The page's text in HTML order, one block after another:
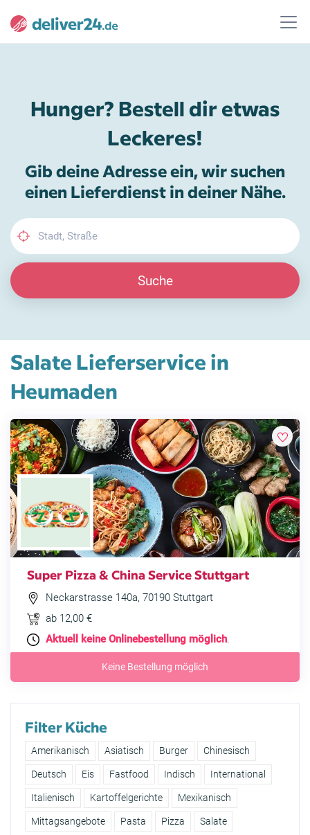
Hunger? Bestell dir etwas
Leckeres!
Gib deine Adresse ein, wir suchen
einen Lieferdienst in deiner Nähe.
Suche
Salate Lieferservice in
Heumaden
Super Pizza & China Service Stuttgart
Neckarstrasse 140a, 70190 Stuttgart
ab 12,00 €
Aktuell keine Onlinebestellung möglich.
Keine Bestellung möglich
Filter Küche
Amerikanisch Asiatisch Burger Chinesisch
Deutsch Eis Fastfood Indisch International
Italienisch Kartoffelgerichte Mexikanisch
Mittagsangebote Pasta Pizza Salate